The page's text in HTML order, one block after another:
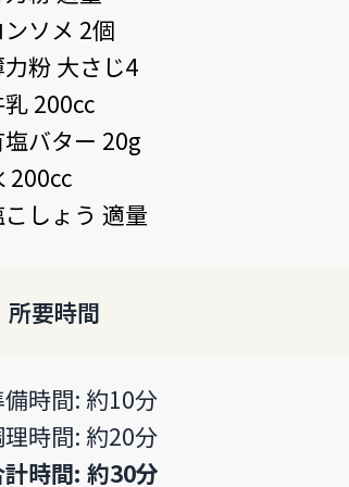
ソメ 2個
粉 大さじ4
200cc
バター 20g
200cc
しょう 適量
所要時間
時間: 約10分
時間: 約20分
時間: 約30分